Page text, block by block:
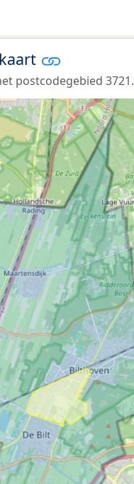
postcodegebied 3721.